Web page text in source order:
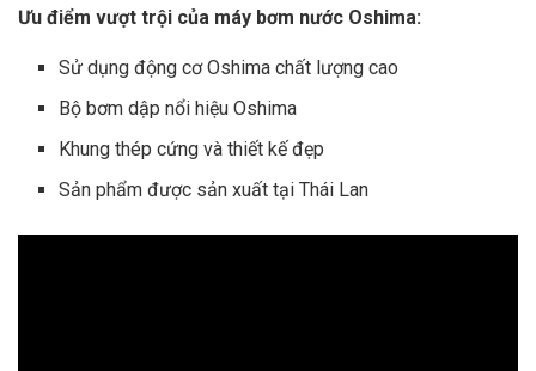
Ưu điểm vượt trội của máy bơm nước Oshima:
Sử dụng động cơ Oshima chất lượng cao
Bộ bơm dập nổi hiệu Oshima
Khung thép cứng và thiết kế đẹp
Sản phẩm được sản xuất tại Thái Lan